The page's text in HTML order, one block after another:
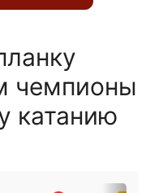
чемпионы
катанию